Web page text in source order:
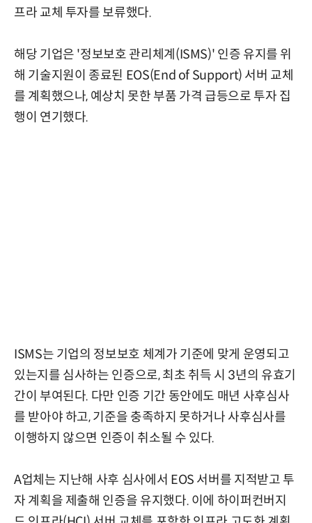
프라 교체 투자를 보류했다.
해당 기업은 '정보보호 관리체계(ISMS)' 인증 유지를 위
해 기술지원이 종료된 EOS(End of Support) 서버 교체
를 계획했으나, 예상치 못한 부품 가격 급등으로 투자 집
행이 연기했다.
ISMS는 기업의 정보보호 체계가 기준에 맞게 운영되고
있는지를 심사하는 인증으로, 최초 취득 시 3년의 유효기
간이 부여된다. 다만 인증 기간 동안에도 매년 사후심사
를 받아야 하고, 기준을 충족하지 못하거나 사후심사를
이행하지 않으면 인증이 취소될 수 있다.
A업체는 지난해 사후 심사에서 EOS 서버를 지적받고 투
자 계획을 제출해 인증을 유지했다. 이에 하이퍼컨버지